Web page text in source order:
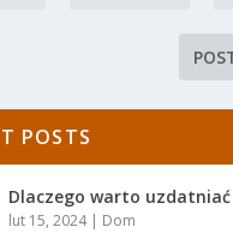
POSTS
Dlaczego warto uzdatniać
lut 15, 2024| Dom